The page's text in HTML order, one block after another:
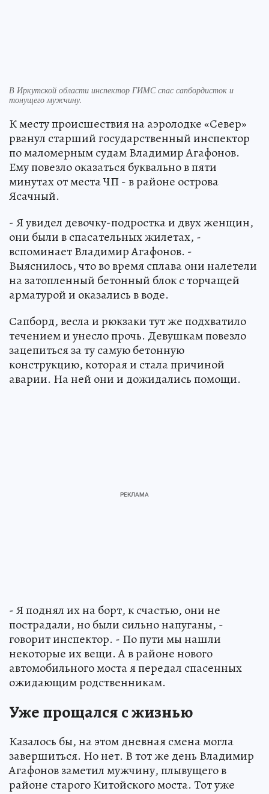
В Иркутской области инспектор ГИМС спас сапбордисток и
тонущего мужчину.
К месту происшествия на аэролодке «Север»
рванул старший государственный инспектор
по маломерным судам Владимир Агафонов.
Ему повезло оказаться буквально в пяти
минутах от места ЧП - в районе острова
Ясачный.
- Я увидел девочку-подростка и двух женщин,
они были в спасательных жилетах, -
вспоминает Владимир Агафонов. -
Выяснилось, что во время сплава они налетели
на затопленный бетонный блок с торчащей
арматурой и оказались в воде.
Сапборд, весла и рюкзаки тут же подхватило
течением и унесло прочь. Девушкам повезло
зацепиться за ту самую бетонную
конструкцию, которая и стала причиной
аварии. На ней они и дожидались помощи.
- Я поднял их на борт, к счастью, они не
пострадали, но были сильно напуганы, -
говорит инспектор. - По пути мы нашли
некоторые их вещи. А в районе нового
автомобильного моста я передал спасенных
ожидающим родственникам.
Уже прощался с жизнью
Казалось бы, на этом дневная смена могла
завершиться. Но нет. В тот же день Владимир
Агафонов заметил мужчину, плывущего в
районе старого Китойского моста. Тот уже